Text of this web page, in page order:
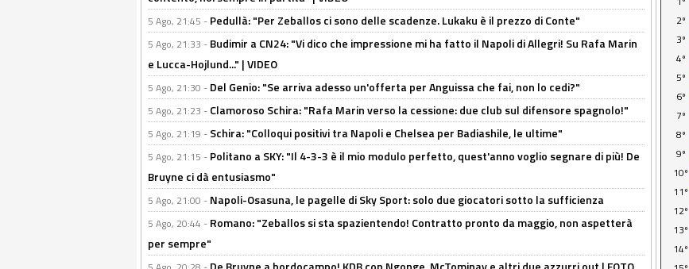
5 Ago, 21:45 - Pedullà: "Per Zeballos ci sono delle scadenze. Lukaku è il prezzo di Conte"
5 Ago, 21:33 - Budimir a CN24: "Vi dico che impressione mi ha fatto il Napoli di Allegri! Su Rafa Marin
e Lucca-Hojlund..." | VIDEO
5 Ago, 21:30 - Del Genio: "Se arriva adesso un'offerta per Anguissa che fai, non lo cedi?"
5 Ago, 21:23 - Clamoroso Schira: "Rafa Marin verso la cessione: due club sul difensore spagnolo!"
5 Ago, 21:19 - Schira: "Colloqui positivi tra Napoli e Chelsea per Badiashile, le ultime"
5 Ago, 21:15 - Politano a SKY: "Il 4-3-3 è il mio modulo perfetto, quest'anno voglio segnare di più! De
Bruyne ci dà entusiasmo"
5 Ago, 21:00 - Napoli-Osasuna, le pagelle di Sky Sport: solo due giocatori sotto la sufficienza
5 Ago, 20:44 - Romano: "Zeballos si sta spazientendo! Contratto pronto da maggio, non aspetterà
per sempre"
2º
3º
4º
5º
6º
7º
8º
9º
10º
11º
12º
13º
14º